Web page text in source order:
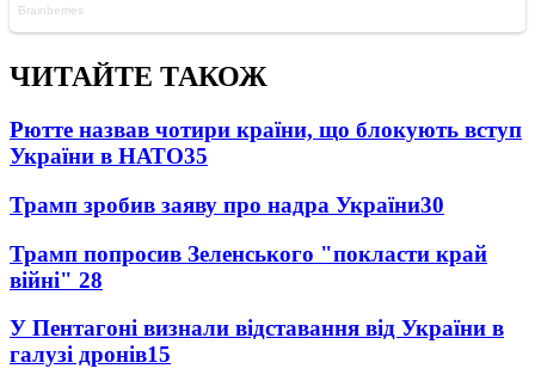
ЧИТАЙТЕ ТАКОЖ
Рютте назвав чотири країни, що блокують вступ
України в НАТО35
Трамп зробив заяву про надра України30
Трамп попросив Зеленського "покласти край
війні" 28
У Пентагоні визнали відставання від України в
галузі дронів15